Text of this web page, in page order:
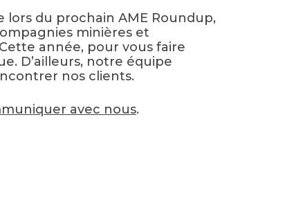
lors du prochain AME Roundup,
minières et
année, pour vous faire
D’ailleurs, notre équipe
nos clients.
avec nous.